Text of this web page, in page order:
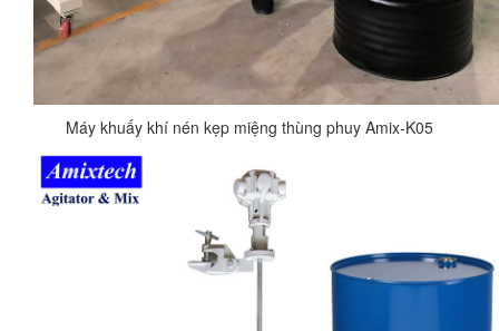
Máy khuấy khí nén kẹp miệng thùng phuy Amix-K05